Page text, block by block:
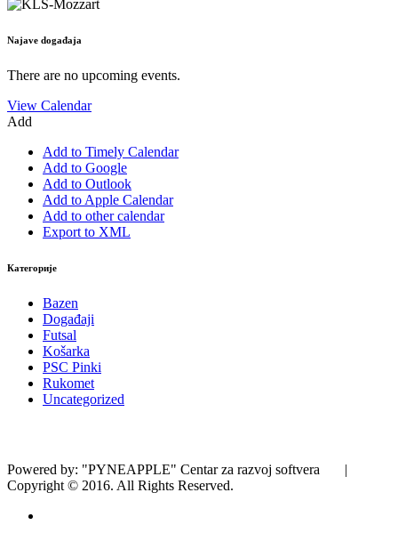
Najave događaja
There are no upcoming events.
View Calendar
Add
Add to Timely Calendar
Add to Google
Add to Outlook
Add to Apple Calendar
Add to other calendar
Export to XML
Категорије
Bazen
Događaji
Futsal
Košarka
PSC Pinki
Rukomet
Uncategorized
Powered by: "PYNEAPPLE" Centar za razvoj softvera |
Copyright © 2016. All Rights Reserved.